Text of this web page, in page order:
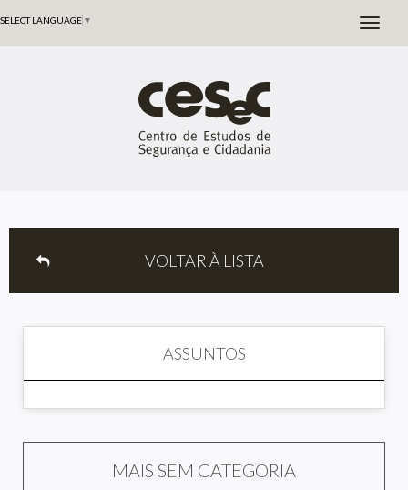
SELECT LANGUAGE ▼
VOLTAR À LISTA
ASSUNTOS
MAIS SEM CATEGORIA